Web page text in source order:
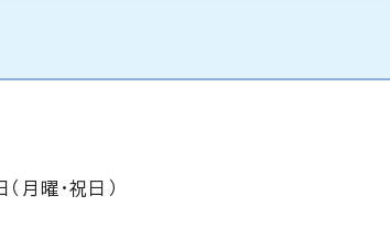
月曜・祝日）